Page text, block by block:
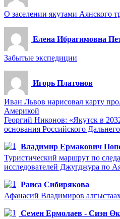
О заселении якутами Аянского
Елена Ибрагимовна
Забытые экспедиции
Игорь Платонов
Иван Львов нарисовал карту
Америкой
Георгий Никонов: «Якутск в
основания Российского
Владимир Ермакович
Туристический маршрут по
исследователей Джугджура по
Раиса Сибирякова
Афанасий Владимиров
Семен Ермолаев - Сиэн